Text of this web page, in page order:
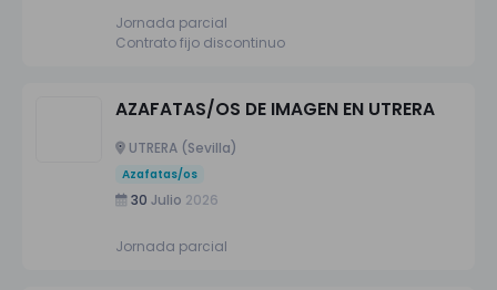
Jornada parcial
Contrato fijo discontinuo
AZAFATAS/OS DE IMAGEN EN UTRERA
UTRERA (Sevilla)
Azafatas/os
30 Julio 2026
Jornada parcial